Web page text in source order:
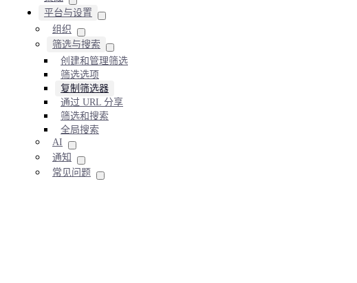
平台与设置
组织
筛选与搜索
创建和管理筛选
筛选选项
复制筛选器
通过 URL 分享
筛选和搜索
全局搜索
AI
通知
常见问题